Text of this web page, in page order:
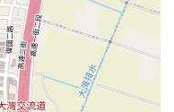
1房
3房
5房以上